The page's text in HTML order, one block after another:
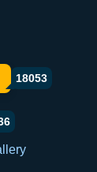
18053
ulashish
orqali ulashish